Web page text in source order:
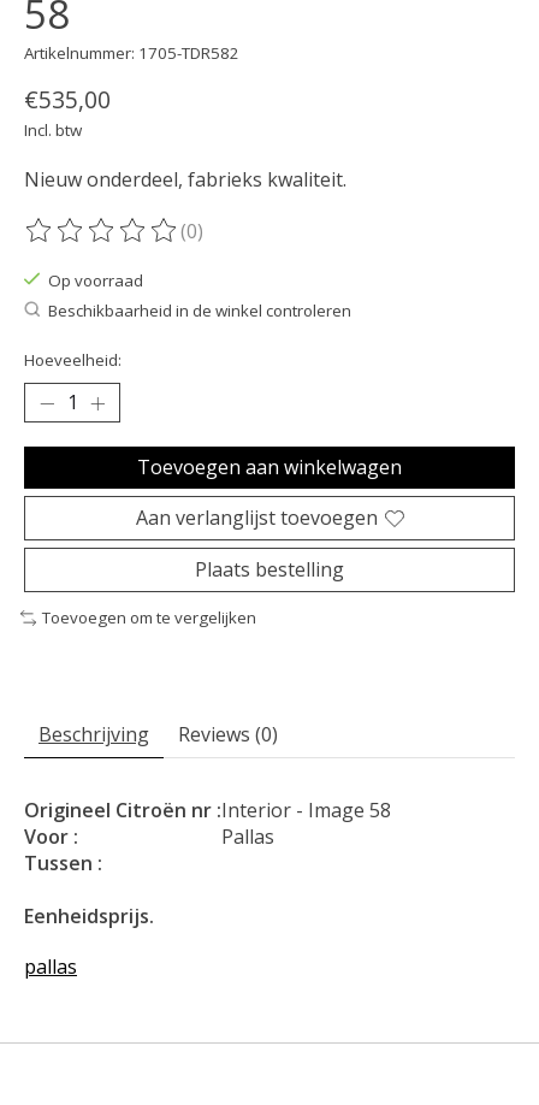
58
Artikelnummer: 1705-TDR582
€535,00
Incl. btw
Nieuw onderdeel, fabrieks kwaliteit.
De beoordeling van dit product is
(0)
Op voorraad
Beschikbaarheid in de winkel controleren
Hoeveelheid:
Toevoegen aan winkelwagen
Aan verlanglijst toevoegen
Plaats bestelling
Toevoegen om te vergelijken
Beschrijving Reviews (0)
Origineel Citroën nr :Interior - Image 58
Voor :
Pallas
Tussen :
Eenheidsprijs.
pallas